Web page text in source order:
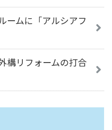
ームに「アルシアフ
構リフォームの打合